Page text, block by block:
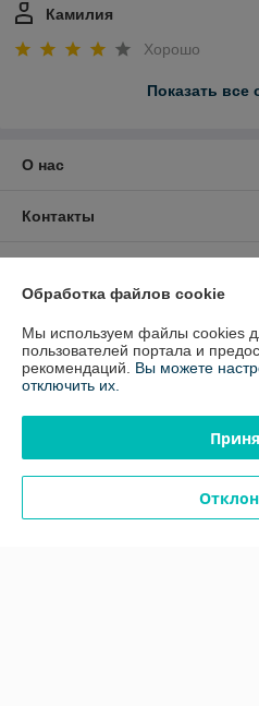
Камилия
Хорошо
Показать все
О нас
Контакты
Полная версия сайта
Политика обработки cookies
Сайт создан на платформе
Обработка файлов cookie
Мы используем файлы cookies
пользователей портала и
рекомендаций. Вы можете
отключить их.